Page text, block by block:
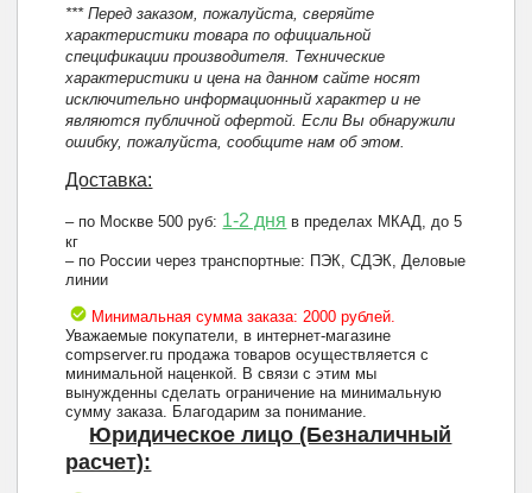
*** Перед заказом, пожалуйста, сверяйте
характеристики товара по официальной
спецификации производителя. Технические
характеристики и цена на данном сайте носят
исключительно информационный характер и не
являются публичной офертой. Если Вы обнаружили
ошибку, пожалуйста, сообщите нам об этом.
Доставка:
– по Москве 500 руб: 1-2 дня в пределах МКАД, до 5
кг
– по России через транспортные: ПЭК, СДЭК, Деловые
линии
Минимальная сумма заказа: 2000 рублей.
Уважаемые покупатели, в интернет-магазине
compserver.ru продажа товаров осуществляется с
минимальной наценкой. В связи с этим мы
вынужденны сделать ограничение на минимальную
сумму заказа. Благодарим за понимание.
Юридическое лицо (Безналичный
расчет):